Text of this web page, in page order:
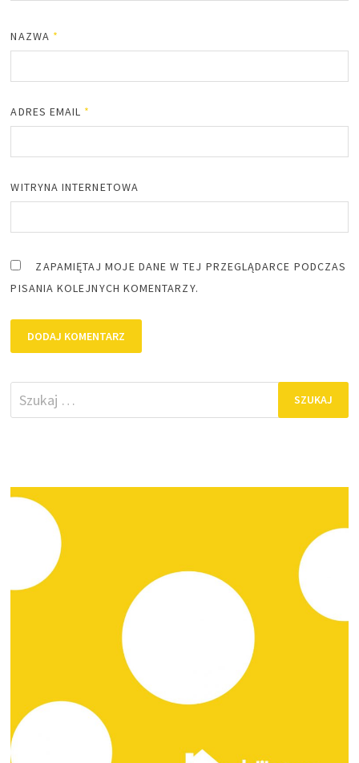
NAZWA *
ADRES EMAIL *
WITRYNA INTERNETOWA
ZAPAMIĘTAJ MOJE DANE W TEJ PRZEGLĄDARCE PODCZAS
PISANIA KOLEJNYCH KOMENTARZY.
Szukaj: